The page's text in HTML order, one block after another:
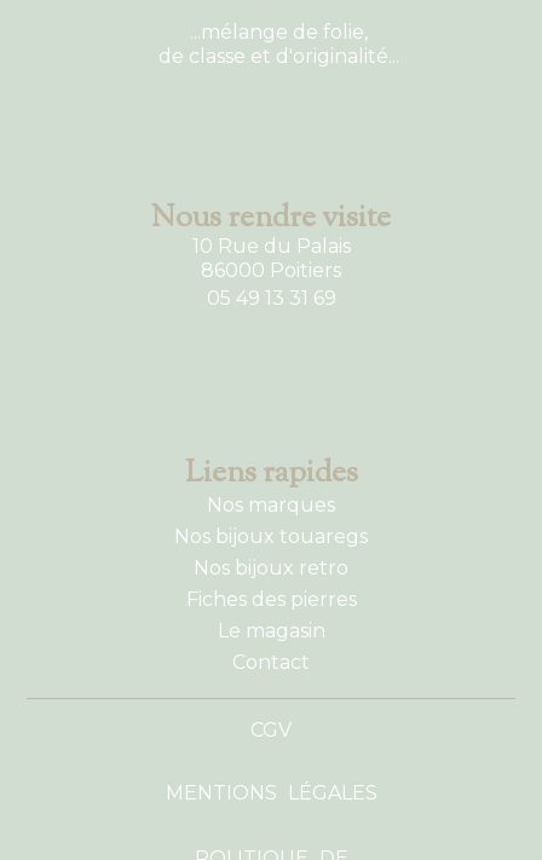
...mélange de folie,
de classe et d'originalité...
Nous rendre visite
10 Rue du Palais
86000 Poitiers
05 49 13 31 69
Liens rapides
Nos marques
Nos bijoux touaregs
Nos bijoux retro
Fiches des pierres
Le magasin
Contact
CGV
MENTIONS LÉGALES